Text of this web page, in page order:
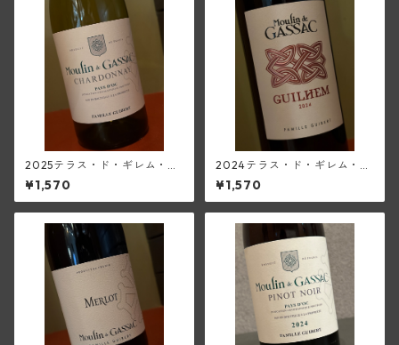
2025テラス・ド・ギレム・シ
ャルドネ<ペイ・ドック>(ムー
ラン・ド・ガサック)
¥1,570
2024テラス・ド・ギレム・ル
ージュ・ヴィエーユ・ヴィー
ニュ<ペイ・デロ―>(ムーラ
ン・ド・ガサック)
¥1,570